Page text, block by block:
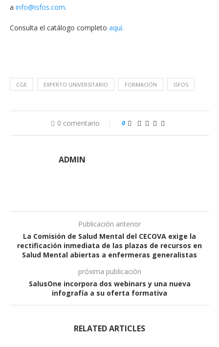
a info@isfos.com.
Consulta el catálogo completo aquí.
CGE EXPERTO UNIVERSITARIO FORMACIÓN ISFOS
0 comentario 0
ADMIN
Publicación anterior
La Comisión de Salud Mental del CECOVA exige la
rectificación inmediata de las plazas de recursos en
Salud Mental abiertas a enfermeras generalistas
próxima publicación
SalusOne incorpora dos webinars y una nueva
infografía a su oferta formativa
RELATED ARTICLES